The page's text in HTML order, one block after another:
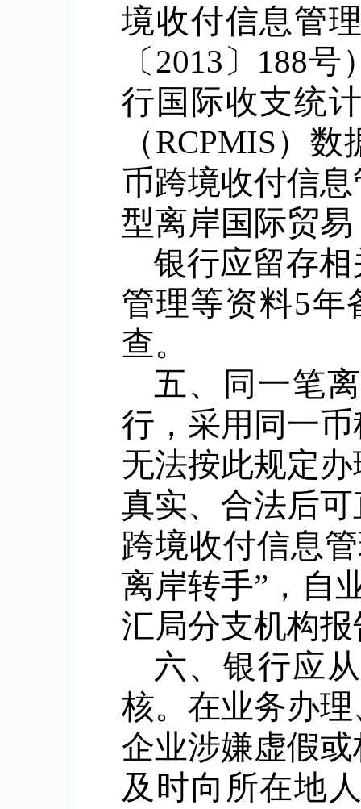
境收付信息管
〔2013 〕 188号
行国际收支统
（RCPMIS）数
币跨境收付信
型离岸国际贸
银行应留存
管理等资料5年
查。
五、同一笔
行，采用同一
无法按此规定
真实、合法后
跨境收付信息
离岸转手”，自
汇局分支机构
六、银行应
核。在业务办
企业涉嫌虚假
及时向所在地